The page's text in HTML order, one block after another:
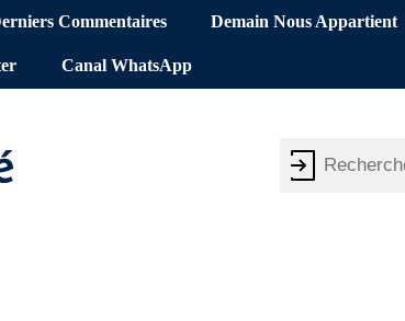
Commentaires Demain Nous Appartient
Canal WhatsApp